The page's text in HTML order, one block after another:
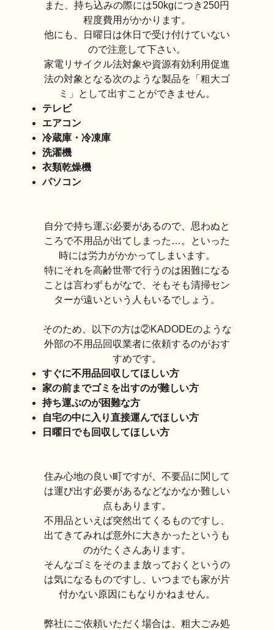
また、持ち込みの際には50kgにつき250円
程度費用がかかります。
他にも、日曜日は休日で受け付けていない
ので注意して下さい。
家電リサイクル法対象や資源有効利用促進
法の対象となる次のような製品を「粗大ゴ
ミ」として出すことができません。
テレビ
エアコン
冷蔵庫・冷凍庫
洗濯機
衣類乾燥機
パソコン
自分で持ち運ぶ必要があるので、思わぬと
ころで不用品が出てしまった…。といった
時には労力がかかってしまいます。
特にそれを高齢世帯で行うのは困難になる
ことは言わずもがなで、そもそも清掃セン
ターが遠いという人もいるでしょう。
そのため、以下の方は②KADODEのような
外部の不用品回収業者に依頼するのがおす
すめです。
すぐに不用品回収してほしい方
家の前までゴミを出すのが難しい方
持ち運ぶのが困難な方
自宅の中に入り直接運んでほしい方
日曜日でも回収してほしい方
住み心地の良い町ですが、不要品に関して
は運び出す必要があるなどなかなか難しい
点もあります。
不用品といえば突然出てくるものですし、
出てきてみれば意外に大きかったというも
のがたくさんあります。
そんなゴミをそのまま放っておくというの
は気になるものですし、いつまでも家が片
付かない原因にもなりかねません。
弊社にご依頼いただく場合は、粗大ごみ処